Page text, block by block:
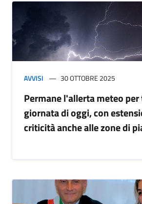
AVVISI 30 OTTOBRE 2025
Permane l'allerta meteo
giornata di oggi, con
criticità anche alle zone di